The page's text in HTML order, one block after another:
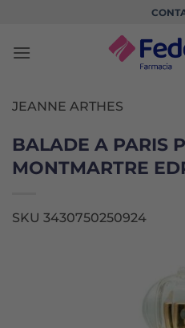
contenido
JEANNE ARTHES
BALADE A PARIS
MONTMARTRE
SKU 3430750250924